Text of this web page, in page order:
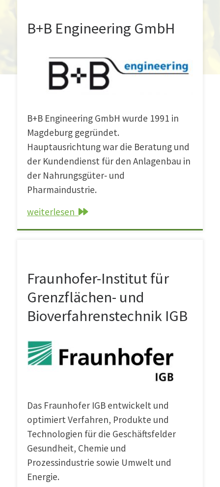
B+B Engineering GmbH
B+B Engineering GmbH wurde 1991 in
Magdeburg gegründet.
Hauptausrichtung war die Beratung und
der Kundendienst für den Anlagenbau in
der Nahrungsgüter‐ und
Pharmaindustrie.
weiterlesen
Fraunhofer-Institut für
Grenzflächen- und
Bioverfahrenstechnik IGB
Das Fraunhofer IGB entwickelt und
optimiert Verfahren, Produkte und
Technologien für die Geschäftsfelder
Gesundheit, Chemie und
Prozessindustrie sowie Umwelt und
Energie.